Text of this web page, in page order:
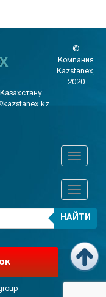
©
Компания
Kazstanex,
2020
НАЙТИ